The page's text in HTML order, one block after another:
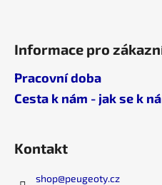
Informace pro
Pracovní doba
Cesta k nám - jak se k
Kontakt
shop@peugeoty.cz